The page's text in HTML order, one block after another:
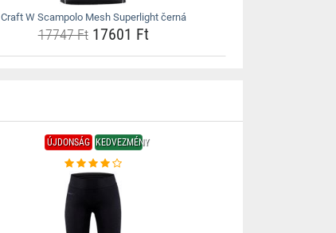
Craft W Scampolo Mesh Superlight černá
17747 Ft17601 Ft
ÚJDONSÁG KEDVEZMÉNY